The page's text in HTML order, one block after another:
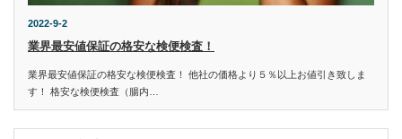
2022-9-2
業界最安値保証の格安な検便検査！
業界最安値保証の格安な検便検査！ 他社の価格より５％以上お値引き致しま
す！ 格安な検便検査（腸内…